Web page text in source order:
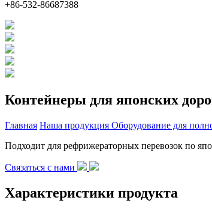
+86-532-86687388
Контейнеры для японских
Главная Наша продукция Оборудование для
Подходит для рефрижераторных перевозок по
Связаться с нами
Характеристики продукта